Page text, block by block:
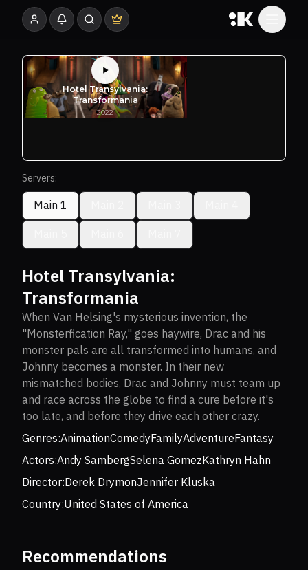
Servers:
Main 1
Hotel Transylvania:
Transformania
When Van Helsing's mysterious invention, the
"Monsterfication Ray," goes haywire, Drac and his
monster pals are all transformed into humans, and
Johnny becomes a monster. In their new
mismatched bodies, Drac and Johnny must team up
and race across the globe to find a cure before it's
too late, and before they drive each other crazy.
Genres:AnimationComedyFamilyAdventureFantasy
Actors:Andy SambergSelena GomezKathryn Hahn
Director:Derek DrymonJennifer Kluska
Country:United States of America
Recommendations